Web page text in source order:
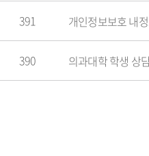
391 개인정보보호 내
390 의과대학 학생 상